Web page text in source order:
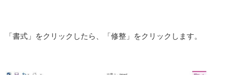
「書式」をクリックしたら、「修整」をクリックします。